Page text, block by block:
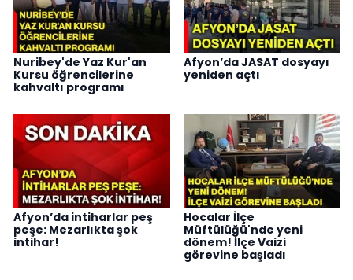
Nuribey'de Yaz Kur'an
Kursu öğrencilerine
kahvaltı programı
Afyon’da JASAT dosyayı
yeniden açtı
Afyon’da intiharlar peş
peşe: Mezarlıkta şok
intihar!
Hocalar İlçe
Müftülüğü'nde yeni
dönem! İlçe Vaizi
görevine başladı